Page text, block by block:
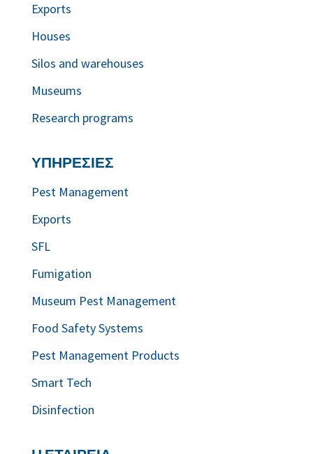
Exports
Houses
Silos and warehouses
Museums
Research programs
ΥΠΗΡΕΣΙΕΣ
Pest Management
Exports
SFL
Fumigation
Museum Pest Management
Food Safety Systems
Pest Management Products
Smart Tech
Disinfection